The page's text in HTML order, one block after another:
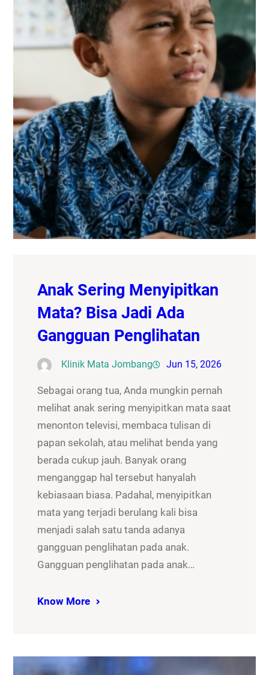
Anak Sering Menyipitkan
Mata? Bisa Jadi Ada
Gangguan Penglihatan
Klinik Mata Jombang Jun 15, 2026
Sebagai orang tua, Anda mungkin pernah
melihat anak sering menyipitkan mata saat
menonton televisi, membaca tulisan di
papan sekolah, atau melihat benda yang
berada cukup jauh. Banyak orang
menganggap hal tersebut hanyalah
kebiasaan biasa. Padahal, menyipitkan
mata yang terjadi berulang kali bisa
menjadi salah satu tanda adanya
gangguan penglihatan pada anak.
Gangguan penglihatan pada anak…
Know More